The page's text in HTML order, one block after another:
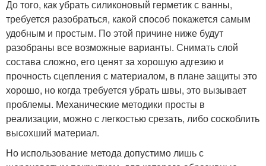
До того, как убрать силиконовый герметик с ванны,
требуется разобраться, какой способ покажется самым
удобным и простым. По этой причине ниже будут
разобраны все возможные варианты. Снимать слой
состава сложно, его ценят за хорошую адгезию и
прочность сцепления с материалом, в плане защиты это
хорошо, но когда требуется убрать швы, это вызывает
проблемы. Механические методики просты в
реализации, можно с легкостью срезать, либо соскоблить
высохший материал.
Но использование метода допустимо лишь с